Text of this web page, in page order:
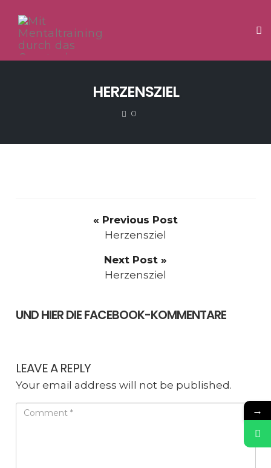
HERZENSZIEL
0
« Previous Post
Herzensziel
Next Post »
Herzensziel
UND HIER DIE FACEBOOK-KOMMENTARE
LEAVE A REPLY
Your email address will not be published.
→